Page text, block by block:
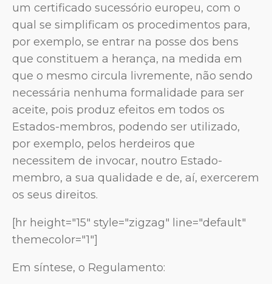
um certificado sucessório europeu, com o
qual se simplificam os procedimentos para,
por exemplo, se entrar na posse dos bens
que constituem a herança, na medida em
que o mesmo circula livremente, não sendo
necessária nenhuma formalidade para ser
aceite, pois produz efeitos em todos os
Estados-membros, podendo ser utilizado,
por exemplo, pelos herdeiros que
necessitem de invocar, noutro Estado-
membro, a sua qualidade e de, aí, exercerem
os seus direitos.
[hr height="15" style="zigzag" line="default"
themecolor="1"]
Em síntese, o Regulamento: